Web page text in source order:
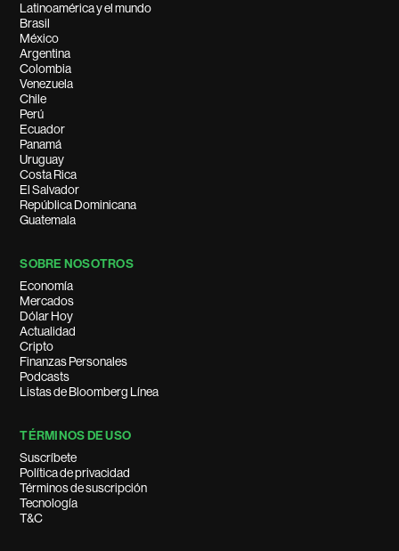
Latinoamérica y el mundo
Brasil
México
Argentina
Colombia
Venezuela
Chile
Perú
Ecuador
Panamá
Uruguay
Costa Rica
El Salvador
República Dominicana
Guatemala
SOBRE NOSOTROS
Economía
Mercados
Dólar Hoy
Actualidad
Cripto
Finanzas Personales
Podcasts
Listas de Bloomberg Línea
TÉRMINOS DE USO
Suscríbete
Política de privacidad
Términos de suscripción
Tecnología
T&C